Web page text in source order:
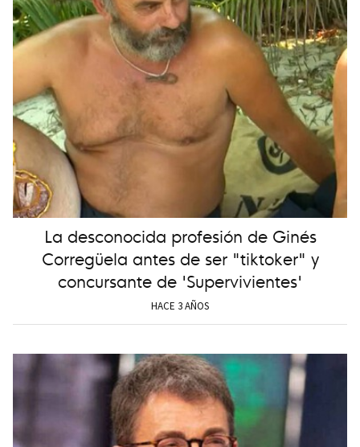
La desconocida profesión de Ginés
Corregüela antes de ser "tiktoker" y
concursante de 'Supervivientes'
HACE 3 AÑOS